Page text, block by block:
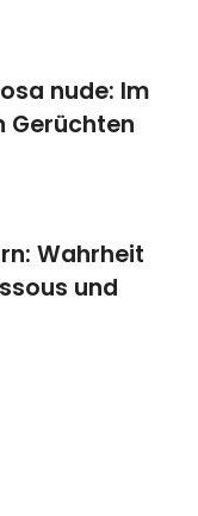
nude: Im
Gerüchten
Wahrheit
und